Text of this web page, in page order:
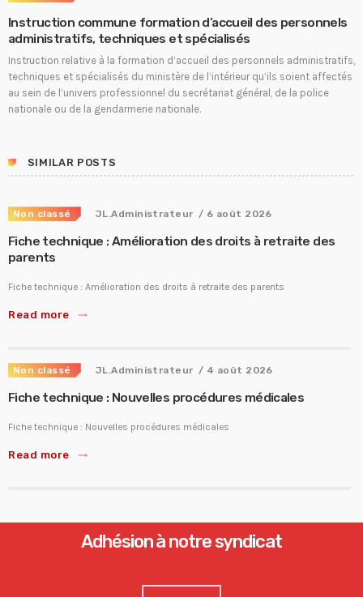
Instruction commune formation d’accueil des personnels
administratifs, techniques et spécialisés
Instruction relative à la formation d’accueil des personnels administratifs,
techniques et spécialisés du ministère de l’intérieur qu’ils soient affectés
au sein de l’univers professionnel du secrétariat général, de la police
nationale ou de la gendarmerie nationale.
SIMILAR POSTS
Non classé JL.Administrateur / 6 août 2026
Fiche technique : Amélioration des droits à retraite des
parents
Fiche technique : Amélioration des droits à retraite des parents
Read more trending_flat
Non classé JL.Administrateur / 4 août 2026
Fiche technique : Nouvelles procédures médicales
Fiche technique : Nouvelles procédures médicales
Read more trending_flat
Adhésion à notre syndicat